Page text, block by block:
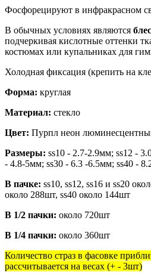
Фосфорецируют в инфракрасном
В обычных условиях являются
подчеркивая кислотные оттенки
костюмах или купальниках для
Холодная фиксация (крепить на
Форма: круглая
Материал: стекло
Цвет: Пурпл неон
Размеры: ss10 - 2.7-2.9мм; ss12 -
- 4.8-5мм; ss30 - 6.3 -6.5мм; ss40 -
В пачке: ss10, ss12, ss16 и ss20
около 288шт, ss40 около 144шт
В 1/2 пачки: около 720шт
В 1/4 пачки: около 360шт
Количество страз в фасовке
рассчитывается на весах (+ - 3шт)